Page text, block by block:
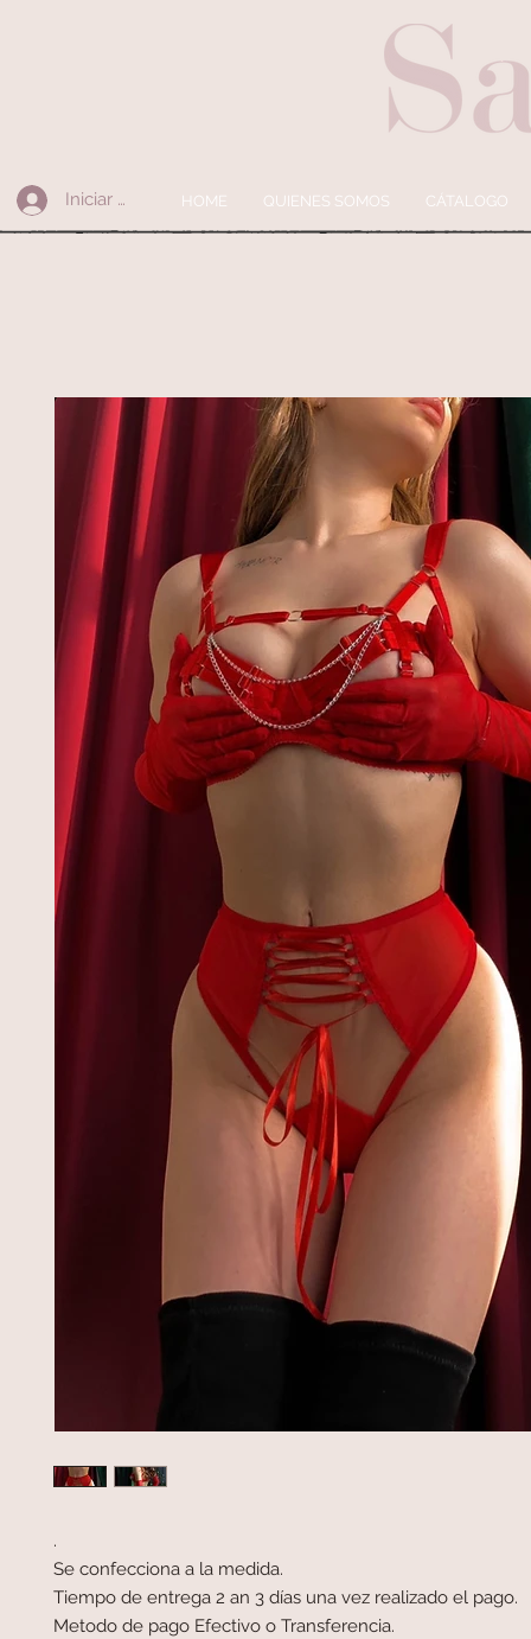
Iniciar sesión HOME QUIENES SOMOS CÁTALOGO
.
Se confecciona a la medida.
Tiempo de entrega 2 an 3 días una vez realizado el pago.
Metodo de pago Efectivo o Transferencia.